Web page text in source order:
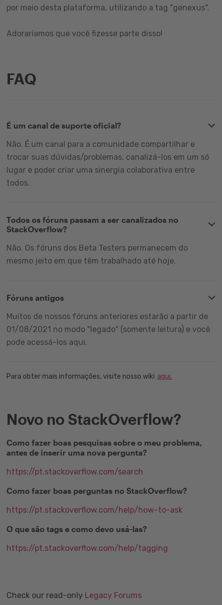
por meio desta plataforma, utilizando a tag "genexus".
Adoraríamos que você fizesse parte disso!
FAQ
É um canal de suporte oficial?
Não. É um canal para a comunidade compartilhar e
trocar suas dúvidas/problemas, canalizá-los em um só
lugar e poder criar uma sinergia colaborativa entre
todos.
Todos os fóruns passam a ser canalizados no
StackOverflow?
Não. Os fóruns dos Beta Testers permanecem do
mesmo jeito em que têm trabalhado até hoje.
Fóruns antigos
Muitos de nossos fóruns anteriores estarão a partir de
01/08/2021 no modo "legado" (somente leitura) e você
pode acessá-los aqui.
Para obter mais informações, visite nosso wiki aqui.
Novo no StackOverflow?
Como fazer boas pesquisas sobre o meu problema,
antes de inserir uma nova pergunta?
https://pt.stackoverflow.com/search
Como fazer boas perguntas no StackOverflow?
https://pt.stackoverflow.com/help/how-to-ask
O que são tags e como devo usá-las?
https://pt.stackoverflow.com/help/tagging
Check our read-only Legacy Forums